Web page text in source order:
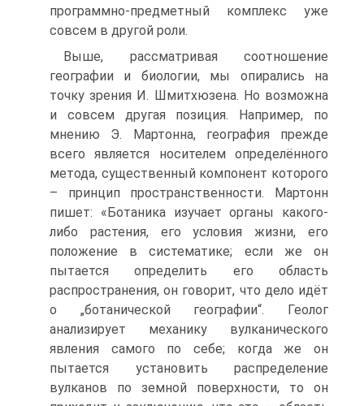
программно-предметный комплекс уже
совсем в другой роли.
Выше, рассматривая соотношение
географии и биологии, мы опирались на
точку зрения И. Шмитхюзена. Но возможна
и совсем другая позиция. Например, по
мнению Э. Мартонна, география прежде
всего является носителем определённого
метода, существенный компонент которого
– принцип пространственности. Мартонн
пишет: «Ботаника изучает органы какого-
либо растения, его условия жизни, его
положение в систематике; если же он
пытается определить его область
распространения, он говорит, что дело идёт
о „ботанической географии“. Геолог
анализирует механику вулканического
явления самого по себе; когда же он
пытается установить распределение
вулканов по земной поверхности, то он